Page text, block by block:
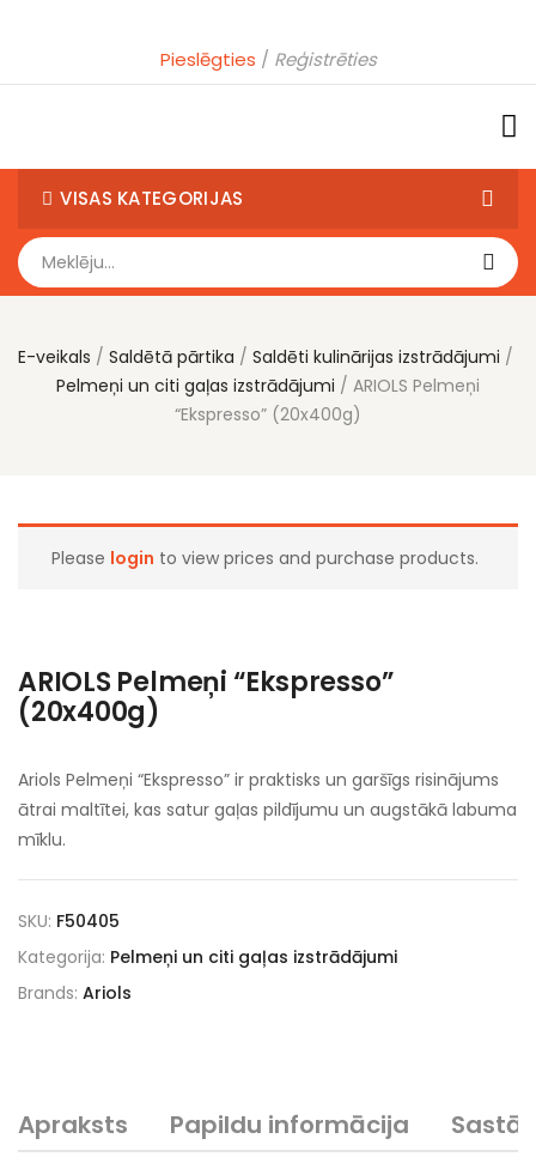
Pieslēgties Reģistrēties
VISAS KATEGORIJAS
E-veikals Saldētā pārtika
Saldēti kulinārijas izstrādājumi
Pelmeņi un citi gaļas izstrādājumi
ARIOLS Pelmeņi
“Ekspresso” (20x400g)
Please login to view prices and purchase products.
ARIOLS Pelmeņi “Ekspresso”
(20x400g)
Ariols Pelmeņi “Ekspresso” ir praktisks un garšīgs risinājums
ātrai maltītei, kas satur gaļas pildījumu un augstākā labuma
mīklu.
SKU: F50405
Kategorija: Pelmeņi un citi gaļas izstrādājumi
Brands: Ariols
Apraksts Papildu informācija